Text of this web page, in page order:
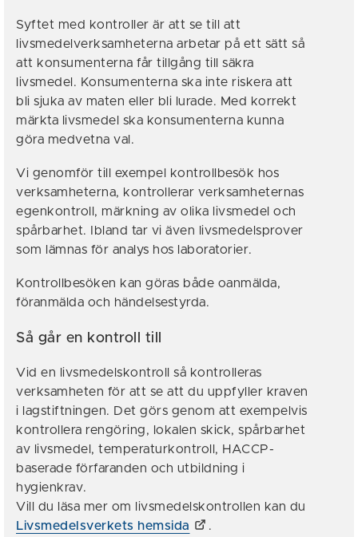
Syftet med kontroller är att se till att
livsmedelverksamheterna arbetar på ett sätt så
att konsumenterna får tillgång till säkra
livsmedel. Konsumenterna ska inte riskera att
bli sjuka av maten eller bli lurade. Med korrekt
märkta livsmedel ska konsumenterna kunna
göra medvetna val.
Vi genomför till exempel kontrollbesök hos
verksamheterna, kontrollerar verksamheternas
egenkontroll, märkning av olika livsmedel och
spårbarhet. Ibland tar vi även livsmedelsprover
som lämnas för analys hos laboratorier.
Kontrollbesöken kan göras både oanmälda,
föranmälda och händelsestyrda.
Så går en kontroll till
Vid en livsmedelskontroll så kontrolleras
verksamheten för att se att du uppfyller kraven
i lagstiftningen. Det görs genom att exempelvis
kontrollera rengöring, lokalen skick, spårbarhet
av livsmedel, temperaturkontroll, HACCP-
baserade förfaranden och utbildning i
hygienkrav.
Vill du läsa mer om livsmedelskontrollen kan du
Livsmedelsverkets hemsida
.